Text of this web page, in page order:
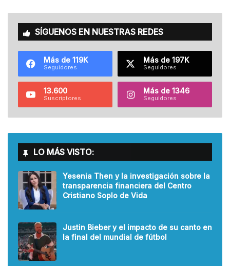
SÍGUENOS EN NUESTRAS REDES
Más de 119K
Seguidores
Más de 197K
Seguidores
13.600
Suscriptores
Más de 1346
Seguidores
LO MÁS VISTO:
Yesenia Then y la investigación sobre la
transparencia financiera del Centro
Cristiano Soplo de Vida
Justin Bieber y el impacto de su canto en
la final del mundial de fútbol